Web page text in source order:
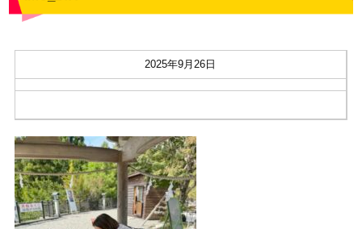
2025年9月26日